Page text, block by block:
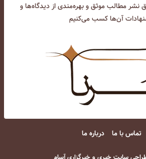
نشر مطالب موثق و بهره‌مندی از دیدگاه‌ها و
آن‌ها کسب می‌کنیم
تماس با ما درباره ما